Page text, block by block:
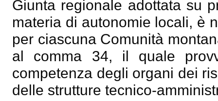
Giunta regionale adottata su
materia di autonomie locali, è
per ciascuna Comunità
al comma 34, il quale
competenza degli organi dei
delle strutture tecnico-